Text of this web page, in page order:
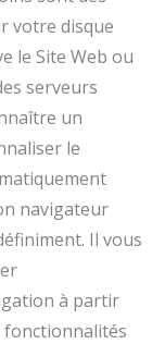
votre disque
le Site Web ou
serveurs
un
le
navigateur
Il vous
à partir
fonctionnalités